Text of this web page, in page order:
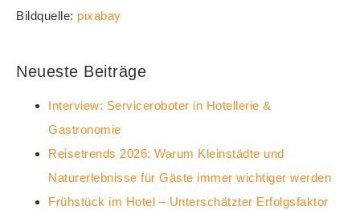
Bildquelle: pixabay
Neueste Beiträge
Interview: Serviceroboter in Hotellerie &
Gastronomie
Reisetrends 2026: Warum Kleinstädte und
Naturerlebnisse für Gäste immer wichtiger werden
Frühstück im Hotel – Unterschätzter Erfolgsfaktor